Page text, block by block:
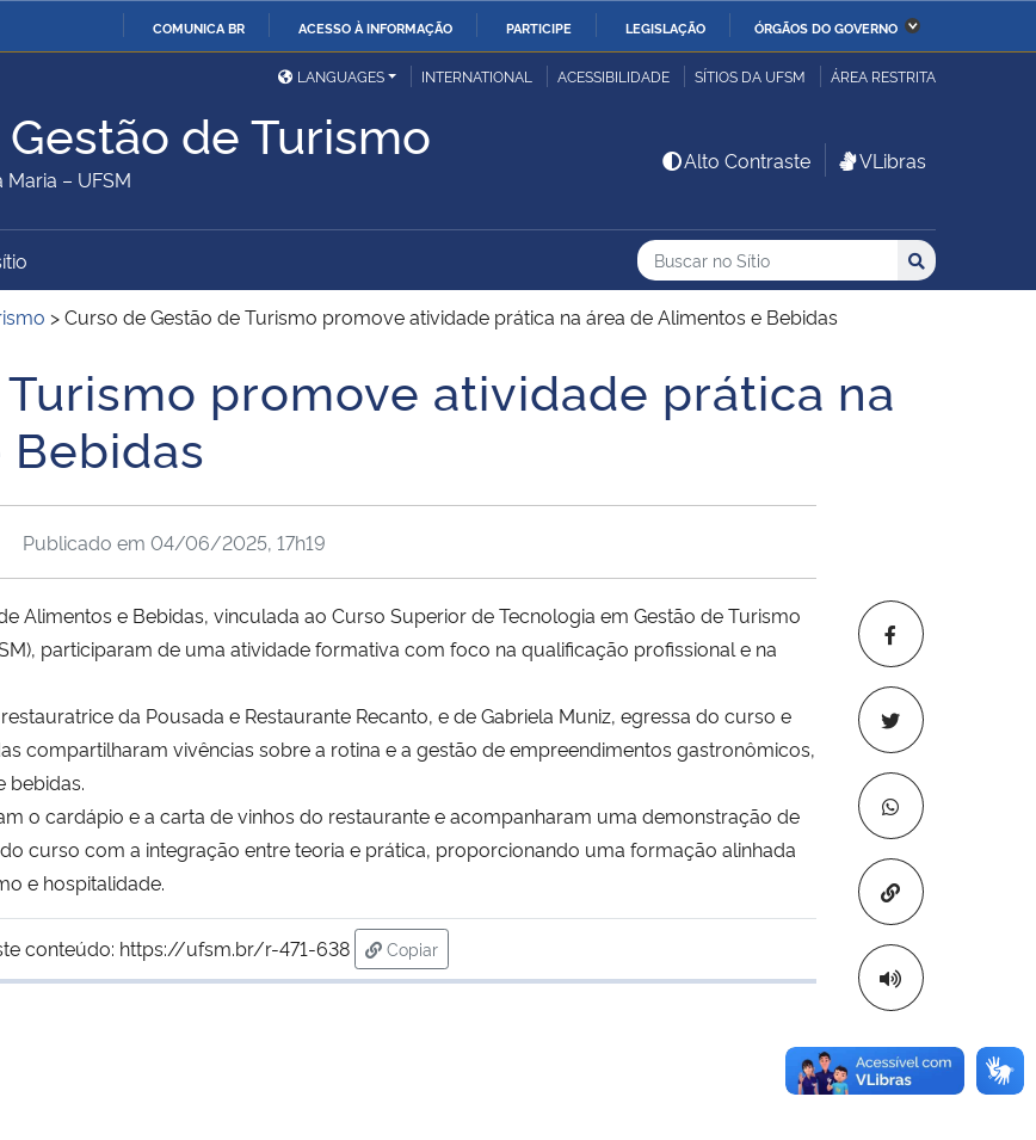
O
COMUNICA BR ACESSO À INFORMAÇÃO PARTICIPE LEGISLAÇÃO ÓRGÃOS DO GOVERNO
Ministério da Defesa
Ministério das Relações
Exteriores
Ministério da Economia Ministério da Infraestrutura
Ministério da Cidadania Ministério da Saúde
Ministério da Ciência,
Tecnologia, Inovações e
Ministério do
Desenvolvimento Regional
União
Família e dos Direitos
Advocacia-Geral da União Banco Central do Brasil Planalto
LANGUAGES INTERNATIONAL ACESSIBILIDADE SÍTIOS DA UFSM ÁREA RESTRITA
de Turismo
– UFSM
Alto Contraste VLibras
Busca
Buscar no no Sítio
Busca: Buscar
>Curso de Gestão de Turismo promove atividade prática na área de Alimentos e Bebidas
promove atividade prática na
Copiar para
Publicado em 04/06/2025, 17h19
Alimentos e Bebidas, vinculada ao Curso Superior de Tecnologia em Gestão de Turismo
participaram de uma atividade formativa com foco na qualificação profissional e na
da Pousada e Restaurante Recanto, e de Gabriela Muniz, egressa do curso e
compartilharam vivências sobre a rotina e a gestão de empreendimentos gastronômicos,
bebidas.
o cardápio e a carta de vinhos do restaurante e acompanharam uma demonstração de
curso com a integração entre teoria e prática, proporcionando uma formação alinhada
e hospitalidade.
conteúdo: https://ufsm.br/r-471-638
Copiar
para área de transferência